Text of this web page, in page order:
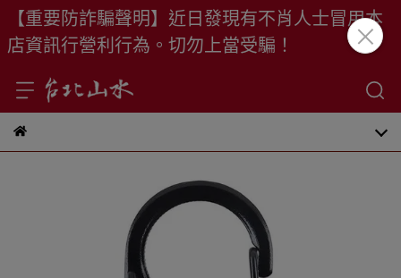
【重要防詐騙聲明】近日發現有不肖人士冒用本
店資訊行營利行為。切勿上當受騙！